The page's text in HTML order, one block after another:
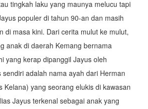
tingkah laku yang maunya melucu tapi
populer di tahun 90-an dan masih
di masa kini. Dari cerita mulut ke mulut,
anak di daerah Kemang bernama
yang kerap dipanggil Jayus oleh
adalah nama ayah dari Herman
Kelana) yang seorang elukis di kawasan
Jayus terkenal sebagai anak yang